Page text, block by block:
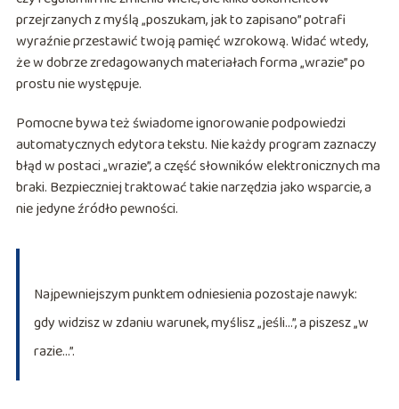
przejrzanych z myślą „poszukam, jak to zapisano” potrafi
wyraźnie przestawić twoją pamięć wzrokową. Widać wtedy,
że w dobrze zredagowanych materiałach forma „wrazie” po
prostu nie występuje.
Pomocne bywa też świadome ignorowanie podpowiedzi
automatycznych edytora tekstu. Nie każdy program zaznaczy
błąd w postaci „wrazie”, a część słowników elektronicznych ma
braki. Bezpieczniej traktować takie narzędzia jako wsparcie, a
nie jedyne źródło pewności.
Najpewniejszym punktem odniesienia pozostaje nawyk:
gdy widzisz w zdaniu warunek, myślisz „jeśli…”, a piszesz „w
razie…”.